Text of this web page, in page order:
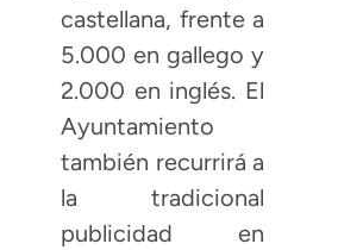
castellana, frente a
5.000 en gallego y
2.000 en inglés. El
Ayuntamiento
también recurrirá a
la tradicional
publicidad en